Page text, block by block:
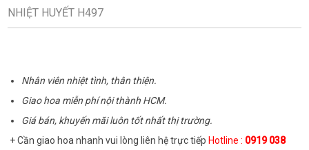
NHIỆT HUYẾT H497
Nhân viên nhiệt tình, thân thiện.
Giao hoa miễn phí nội thành HCM.
Giá bán, khuyến mãi luôn tốt nhất thị trường.
+ Cần giao hoa nhanh vui lòng liên hệ trực tiếp Hotline : 0919 038